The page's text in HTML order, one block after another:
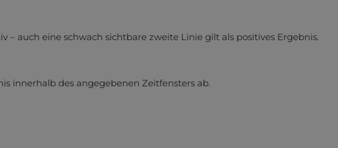
– auch eine schwach sichtbare zweite Linie gilt als positives Ergebnis.
innerhalb des angegebenen Zeitfensters ab.